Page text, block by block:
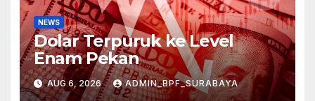
NEWS
Dolar Terpuruk ke Level
Enam Pekan
AUG 6, 2026 ADMIN_BPF_SURABAYA